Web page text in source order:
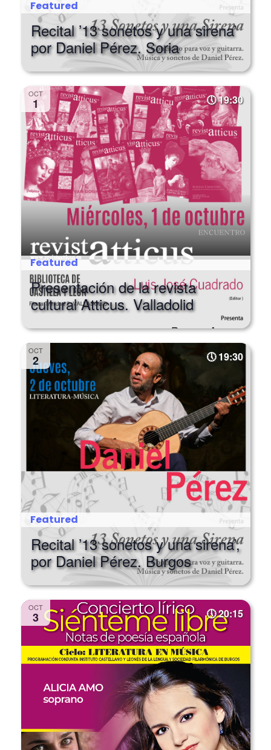
Featured
Recital ’13 sonetos y una sirena’
por Daniel Pérez. Soria
OCT
1 19:30
Featured
Presentación de la revista
cultural Atticus. Valladolid
OCT
2 19:30
Featured
Recital ’13 sonetos y una sirena’,
por Daniel Pérez. Burgos
OCT
3 20:15